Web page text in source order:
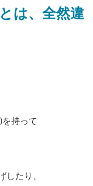
は、全然違
持って
したり、